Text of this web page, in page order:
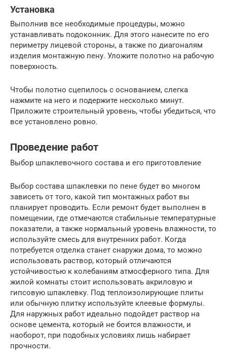
Установка
Выполнив все необходимые процедуры, можно
устанавливать подоконник. Для этого нанесите по его
периметру лицевой стороны, а также по диагоналям
изделия монтажную пену. Уложите полотно на рабочую
поверхность.
Чтобы полотно сцепилось с основанием, слегка
нажмите на него и подержите несколько минут.
Приложите строительный уровень, чтобы убедиться, что
все установлено ровно.
Проведение работ
Выбор шпаклевочного состава и его приготовление
Выбор состава шпаклевки по пене будет во многом
зависеть от того, какой тип монтажных работ вы
планирует проводить. Если ремонт будет выполнен в
помещении, где отмечаются стабильные температурные
показатели, а также нормальный уровень влажности, то
используйте смесь для внутренних работ. Когда
потребуется отделка станет снаружи дома, то можно
использовать раствор, который отличаются
устойчивостью к колебаниям атмосферного типа. Для
жилой комнаты стоит использовать акриловую и
гипсовую шпаклевку. Под теплоизолирующие плиты
или обычную плитку используйте клеевые формулы.
Для наружных работ идеально подойдет раствор на
основе цемента, который не боится влажности, и
наоборот, при подобных условиях лишь набирает
прочности.